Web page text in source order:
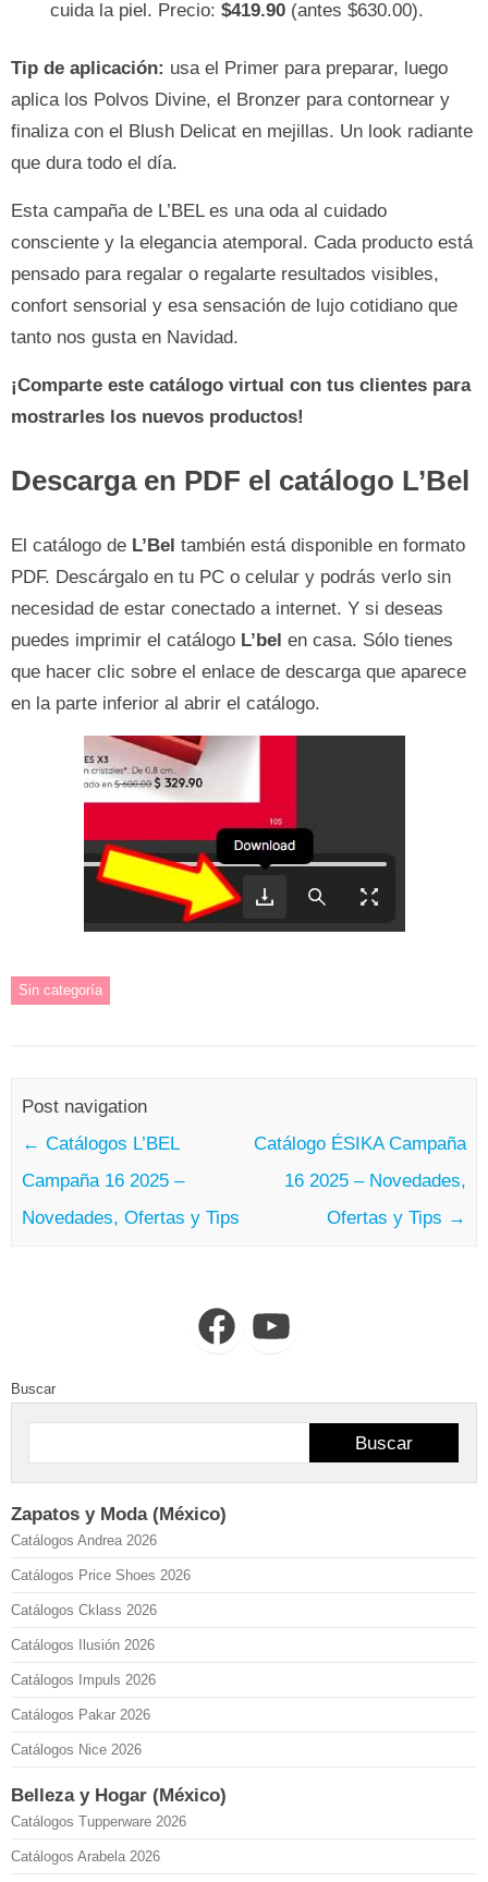
cuida la piel. Precio: $419.90 (antes $630.00).
Tip de aplicación: usa el Primer para preparar, luego
aplica los Polvos Divine, el Bronzer para contornear y
finaliza con el Blush Delicat en mejillas. Un look radiante
que dura todo el día.
Esta campaña de L’BEL es una oda al cuidado
consciente y la elegancia atemporal. Cada producto está
pensado para regalar o regalarte resultados visibles,
confort sensorial y esa sensación de lujo cotidiano que
tanto nos gusta en Navidad.
¡Comparte este catálogo virtual con tus clientes para
mostrarles los nuevos productos!
Descarga en PDF el catálogo L’Bel
El catálogo de L’Bel también está disponible en formato
PDF. Descárgalo en tu PC o celular y podrás verlo sin
necesidad de estar conectado a internet. Y si deseas
puedes imprimir el catálogo L’bel en casa. Sólo tienes
que hacer clic sobre el enlace de descarga que aparece
en la parte inferior al abrir el catálogo.
Sin categoría
Post navigation
← Catálogos L’BEL
Campaña 16 2025 –
Novedades, Ofertas y Tips
Catálogo ÉSIKA Campaña
16 2025 – Novedades,
Ofertas y Tips →
FacebookYouTube
Buscar
Buscar
Zapatos y Moda (México)
Catálogos Andrea 2026
Catálogos Price Shoes 2026
Catálogos Cklass 2026
Catálogos Ilusión 2026
Catálogos Impuls 2026
Catálogos Pakar 2026
Catálogos Nice 2026
Belleza y Hogar (México)
Catálogos Tupperware 2026
Catálogos Arabela 2026